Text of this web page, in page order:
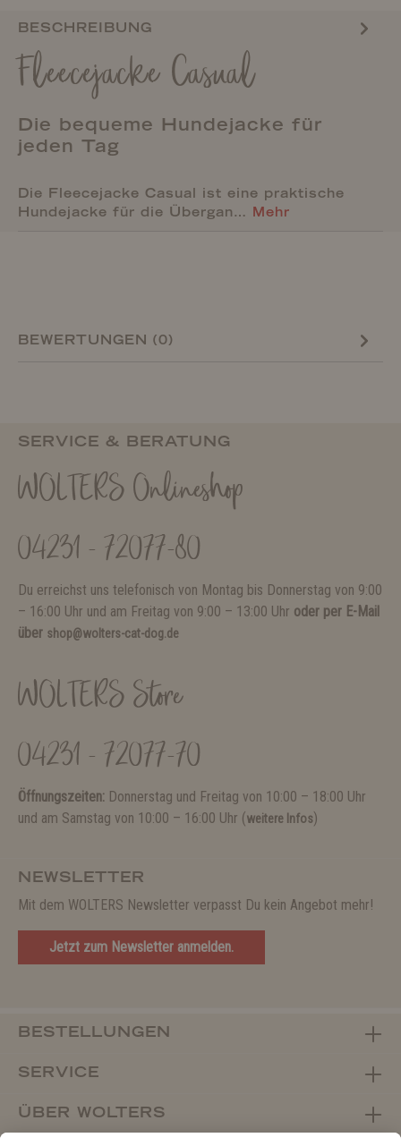
BESCHREIBUNG
Fleecejacke Casual
Die bequeme Hundejacke für
jeden Tag
Die Fleecejacke Casual ist eine praktische
Hundejacke für die Übergan… Mehr
BEWERTUNGEN (0)
SERVICE & BERATUNG
WOLTERS Onlineshop
04231 - 72077-80
Du erreichst uns telefonisch von Montag bis Donnerstag von 9:00
– 16:00 Uhr und am Freitag von 9:00 – 13:00 Uhr oder per E-Mail
über shop@wolters-cat-dog.de
WOLTERS Store
04231 - 72077-70
Öffnungszeiten: Donnerstag und Freitag von 10:00 – 18:00 Uhr
und am Samstag von 10:00 – 16:00 Uhr (weitere Infos)
NEWSLETTER
Mit dem WOLTERS Newsletter verpasst Du kein Angebot mehr!
Jetzt zum Newsletter anmelden.
BESTELLUNGEN
SERVICE
ÜBER WOLTERS